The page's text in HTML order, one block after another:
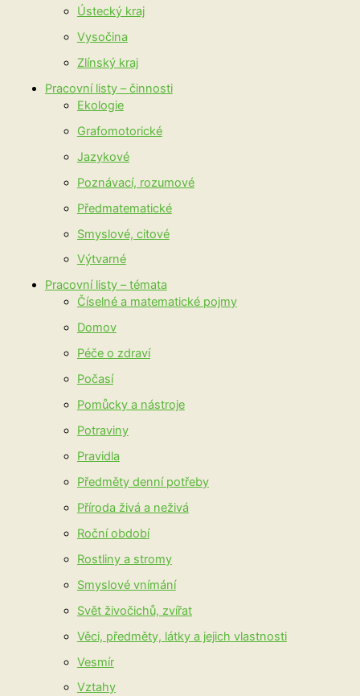
Ústecký kraj
Vysočina
Zlínský kraj
Pracovní listy – činnosti
Ekologie
Grafomotorické
Jazykové
Poznávací, rozumové
Předmatematické
Smyslové, citové
Výtvarné
Pracovní listy – témata
Číselné a matematické pojmy
Domov
Péče o zdraví
Počasí
Pomůcky a nástroje
Potraviny
Pravidla
Předměty denní potřeby
Příroda živá a neživá
Roční období
Rostliny a stromy
Smyslové vnímání
Svět živočichů, zvířat
Věci, předměty, látky a jejich vlastnosti
Vesmír
Vztahy